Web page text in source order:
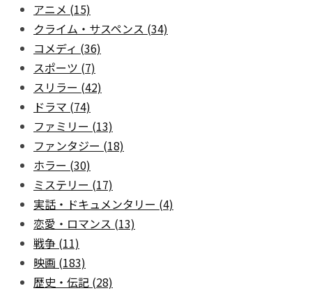
アニメ (15)
クライム・サスペンス (34)
コメディ (36)
スポーツ (7)
スリラー (42)
ドラマ (74)
ファミリー (13)
ファンタジー (18)
ホラー (30)
ミステリー (17)
実話・ドキュメンタリー (4)
恋愛・ロマンス (13)
戦争 (11)
映画 (183)
歴史・伝記 (28)